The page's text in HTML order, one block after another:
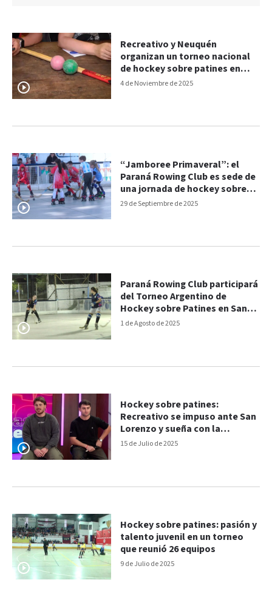
4 de Noviembre de 2025
Recreativo y Neuquén
organizan un torneo nacional
de hockey sobre patines en
Paraná
29 de Septiembre de 2025
“Jamboree Primaveral”: el
Paraná Rowing Club es sede de
una jornada de hockey sobre
patines
1 de Agosto de 2025
Paraná Rowing Club participará
del Torneo Argentino de
Hockey sobre Patines en San
Juan
15 de Julio de 2025
Hockey sobre patines:
Recreativo se impuso ante San
Lorenzo y sueña con la
clasificación
9 de Julio de 2025
Hockey sobre patines: pasión y
talento juvenil en un torneo
que reunió 26 equipos